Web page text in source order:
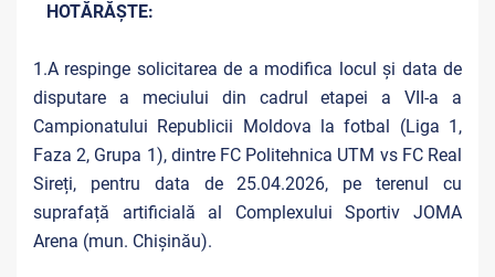
HOTĂRĂȘTE:
1.A respinge solicitarea de a modifica locul și data de
disputare a meciului din cadrul etapei a VII-a a
Campionatului Republicii Moldova la fotbal (Liga 1,
Faza 2, Grupa 1), dintre FC Politehnica UTM vs FC Real
Sireți, pentru data de 25.04.2026, pe terenul cu
suprafață artificială al Complexului Sportiv JOMA
Arena (mun. Chișinău).